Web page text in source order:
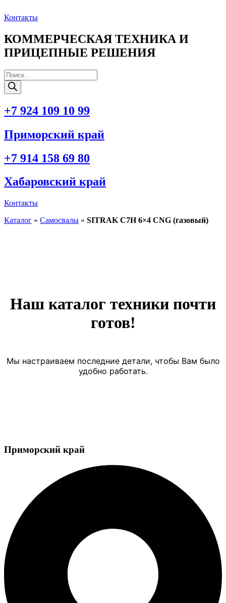
к
Контакты
КОММЕРЧЕСКАЯ ТЕХНИКА И
ПРИЦЕПНЫЕ РЕШЕНИЯ
Поиск
товаров
+7 924 109 10 99
Приморский край
+7 914 158 69 80
Хабаровский край
Контакты
Каталог » Самосвалы » SITRAK C7H 6×4 CNG (газовый)
Наш каталог техники почти
готов!
Мы настраиваем последние детали, чтобы Вам было
удобно работать.
Приморский край